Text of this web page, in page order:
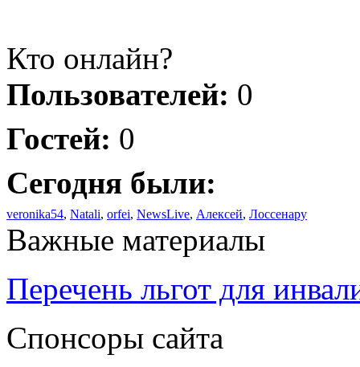
Кто онлайн?
Пользователей: 0
Гостей: 0
Сегодня были:
veronika54, Natali, orfei, NewsLive, Алексей, Лоссенару
Важные материалы
Перечень льгот для
Спонсоры сайта